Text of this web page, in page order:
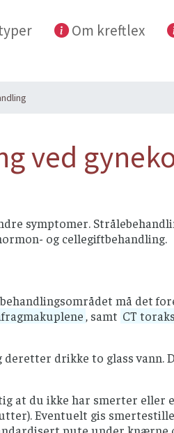
Om kreftlex
ved
symptomer.
og cellegiftbehandling.
må det
, samt CT toraks
drikke to glass vann.
at du ikke har smerter eller
Eventuelt gis